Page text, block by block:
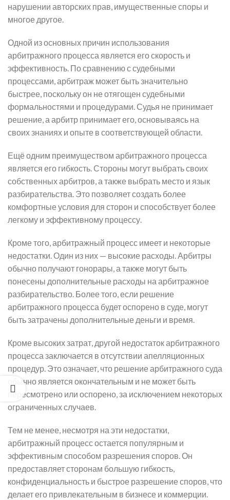
нарушении авторских прав, имущественные споры и
многое другое.
Одной из основных причин использования
арбитражного процесса является его скорость и
эффективность. По сравнению с судебными
процессами, арбитраж может быть значительно
быстрее, поскольку он не отягощен судебными
формальностями и процедурами. Судья не принимает
решение, а арбитр принимает его, основываясь на
своих знаниях и опыте в соответствующей области.
Ещё одним преимуществом арбитражного процесса
является его гибкость. Стороны могут выбрать своих
собственных арбитров, а также выбрать место и язык
разбирательства. Это позволяет создать более
комфортные условия для сторон и способствует более
легкому и эффективному процессу.
Кроме того, арбитражный процесс имеет и некоторые
недостатки. Один из них — высокие расходы. Арбитры
обычно получают гонорары, а также могут быть
понесены дополнительные расходы на арбитражное
разбирательство. Более того, если решение
арбитражного процесса будет оспорено в суде, могут
быть затрачены дополнительные деньги и время.
Кроме высоких затрат, другой недостаток арбитражного
процесса заключается в отсутствии апелляционных
процедур. Это означает, что решение арбитражного суда
обычно является окончательным и не может быть
пересмотрено или оспорено, за исключением некоторых
ограниченных случаев.
Тем не менее, несмотря на эти недостатки,
арбитражный процесс остается популярным и
эффективным способом разрешения споров. Он
предоставляет сторонам большую гибкость,
конфиденциальность и быстрое разрешение споров, что
делает его привлекательным в бизнесе и коммерции.